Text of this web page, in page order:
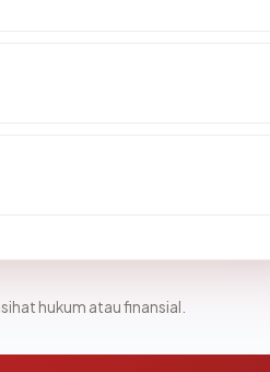
hukum atau finansial.